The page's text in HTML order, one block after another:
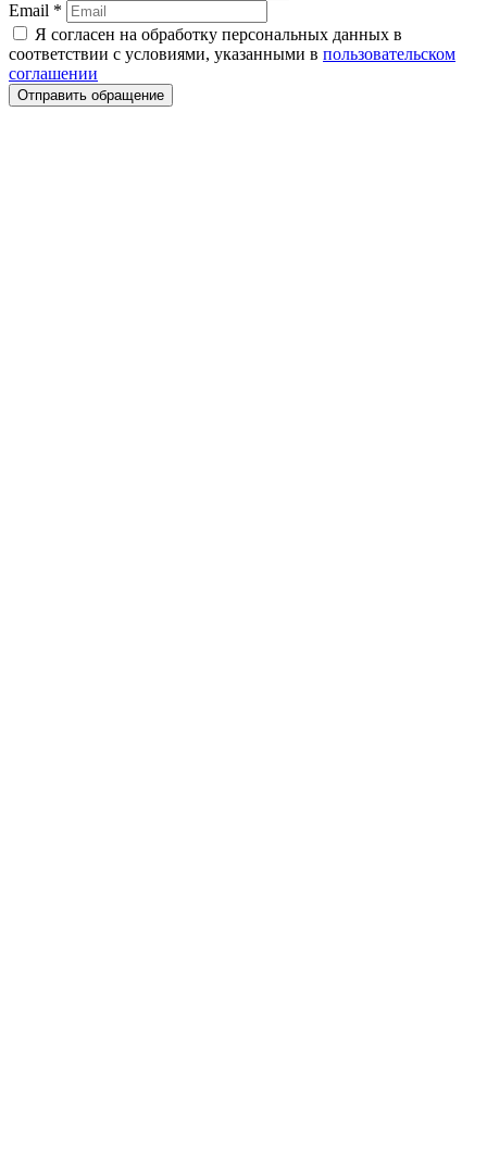
Email *
Я согласен на обработку персональных данных в
соответствии с условиями, указанными в пользовательском
соглашении